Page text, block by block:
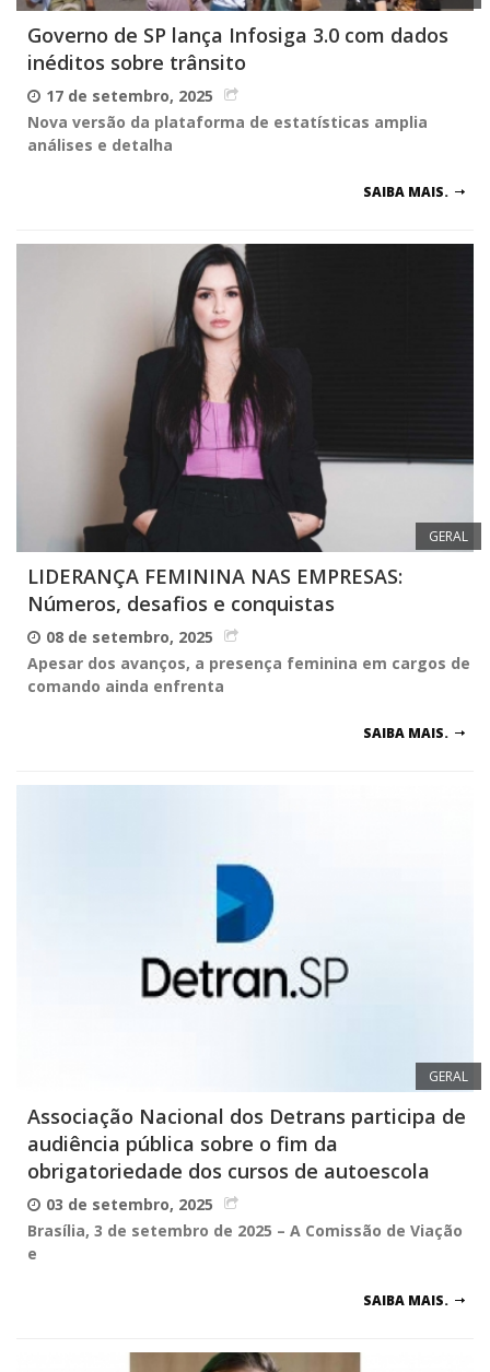
Governo de SP lança Infosiga 3.0 com dados
inéditos sobre trânsito
17 de setembro, 2025
Nova versão da plataforma de estatísticas amplia
análises e detalha
SAIBA MAIS.
GERAL
LIDERANÇA FEMININA NAS EMPRESAS:
Números, desafios e conquistas
08 de setembro, 2025
Apesar dos avanços, a presença feminina em cargos de
comando ainda enfrenta
SAIBA MAIS.
GERAL
Associação Nacional dos Detrans participa de
audiência pública sobre o fim da
obrigatoriedade dos cursos de autoescola
03 de setembro, 2025
Brasília, 3 de setembro de 2025 – A Comissão de Viação
e
SAIBA MAIS.